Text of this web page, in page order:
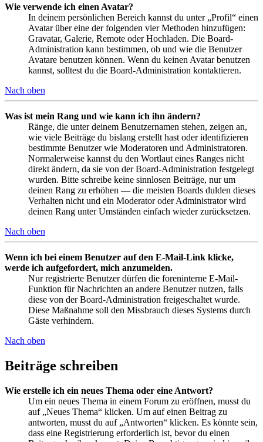
Wie verwende ich einen Avatar?
In deinem persönlichen Bereich kannst du unter „Profil“ einen
Avatar über eine der folgenden vier Methoden hinzufügen:
Gravatar, Galerie, Remote oder Hochladen. Die Board-
Administration kann bestimmen, ob und wie die Benutzer
Avatare benutzen können. Wenn du keinen Avatar benutzen
kannst, solltest du die Board-Administration kontaktieren.
Nach oben
Was ist mein Rang und wie kann ich ihn ändern?
Ränge, die unter deinem Benutzernamen stehen, zeigen an,
wie viele Beiträge du bislang erstellt hast oder identifizieren
bestimmte Benutzer wie Moderatoren und Administratoren.
Normalerweise kannst du den Wortlaut eines Ranges nicht
direkt ändern, da sie von der Board-Administration festgelegt
wurden. Bitte schreibe keine sinnlosen Beiträge, nur um
deinen Rang zu erhöhen — die meisten Boards dulden dieses
Verhalten nicht und ein Moderator oder Administrator wird
deinen Rang unter Umständen einfach wieder zurücksetzen.
Nach oben
Wenn ich bei einem Benutzer auf den E-Mail-Link klicke,
werde ich aufgefordert, mich anzumelden.
Nur registrierte Benutzer dürfen die foreninterne E-Mail-
Funktion für Nachrichten an andere Benutzer nutzen, falls
diese von der Board-Administration freigeschaltet wurde.
Diese Maßnahme soll den Missbrauch dieses Systems durch
Gäste verhindern.
Nach oben
Beiträge schreiben
Wie erstelle ich ein neues Thema oder eine Antwort?
Um ein neues Thema in einem Forum zu eröffnen, musst du
auf „Neues Thema“ klicken. Um auf einen Beitrag zu
antworten, musst du auf „Antworten“ klicken. Es könnte sein,
dass eine Registrierung erforderlich ist, bevor du einen